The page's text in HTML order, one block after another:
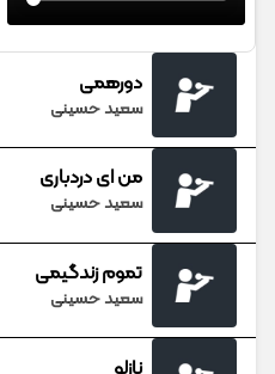
دورهمی
سعید حسینی
من ای دردباری
سعید حسینی
تموم زندگیمی
سعید حسینی